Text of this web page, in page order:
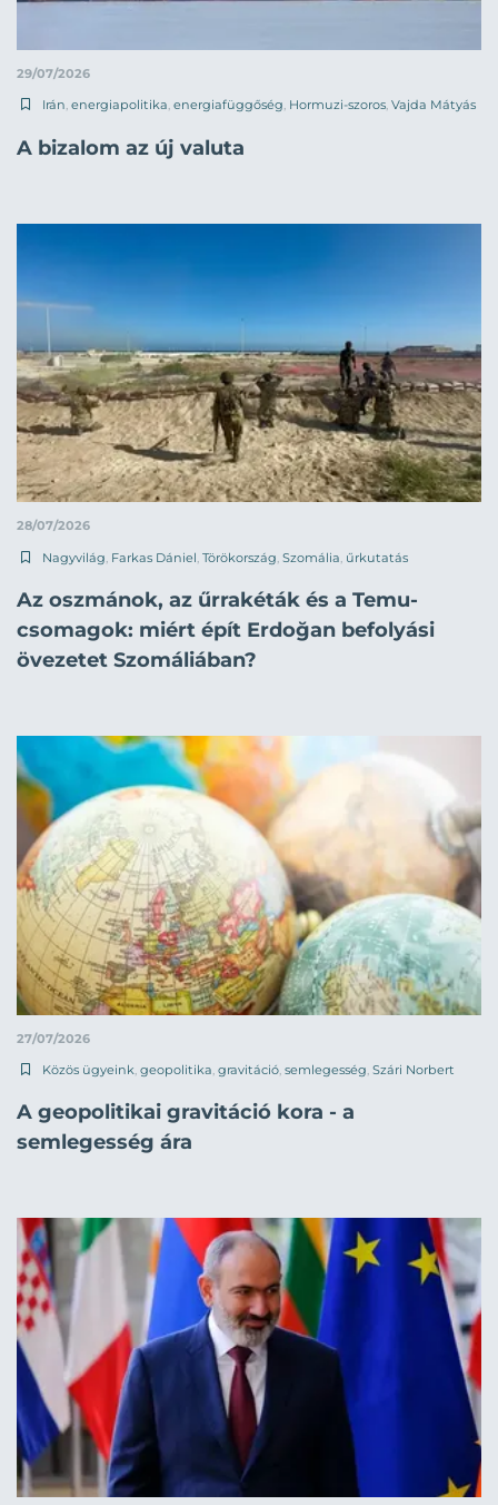
29/07/2026
Irán, energiapolitika, energiafüggőség, Hormuzi-szoros, Vajda Mátyás
A bizalom az új valuta
28/07/2026
Nagyvilág Farkas Dániel Törökország Szomália űrkutatás
Az oszmánok, az űrrakéták és a Temu-
csomagok: miért épít Erdoğan befolyási
övezetet Szomáliában?
27/07/2026
Közös ügyeink geopolitika gravitáció semlegesség Szári Norbert
A geopolitikai gravitáció kora - a
semlegesség ára